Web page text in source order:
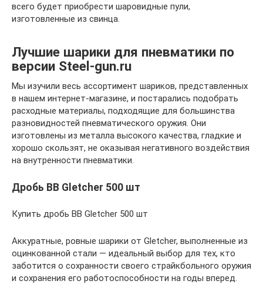
всего будет приобрести шаровидные пули,
изготовленные из свинца.
Лучшие шарики для пневматики по
версии Steel-gun.ru
Мы изучили весь ассортимент шариков, представленных
в нашем интернет-магазине, и постарались подобрать
расходные материалы, подходящие для большинства
разновидностей пневматического оружия. Они
изготовлены из металла высокого качества, гладкие и
хорошо скользят, не оказывая негативного воздействия
на внутренности пневматики.
Дробь BB Gletcher 500 шт
Купить дробь BB Gletcher 500 шт
Аккуратные, ровные шарики от Gletcher, выполненные из
оцинкованной стали — идеальный выбор для тех, кто
заботится о сохранности своего страйкбольного оружия
и сохранения его работоспособности на годы вперед.